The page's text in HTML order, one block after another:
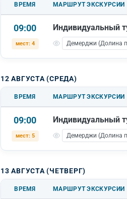
ВРЕМЯ МАРШРУТ ЭКСКУРСИИ
09:00
мест: 4
Индивидуальный
Демерджи (Долина
12 АВГУСТА (СРЕДА)
ВРЕМЯ МАРШРУТ ЭКСКУРСИИ
09:00
мест: 5
Индивидуальный
Демерджи (Долина
13 АВГУСТА (ЧЕТВЕРГ)
ВРЕМЯ МАРШРУТ ЭКСКУРСИИ